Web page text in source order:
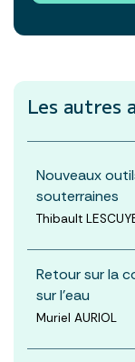
Les autres
Nouveaux
souterraines
Thibault
Retour sur la
sur l’eau
Muriel AURIOL